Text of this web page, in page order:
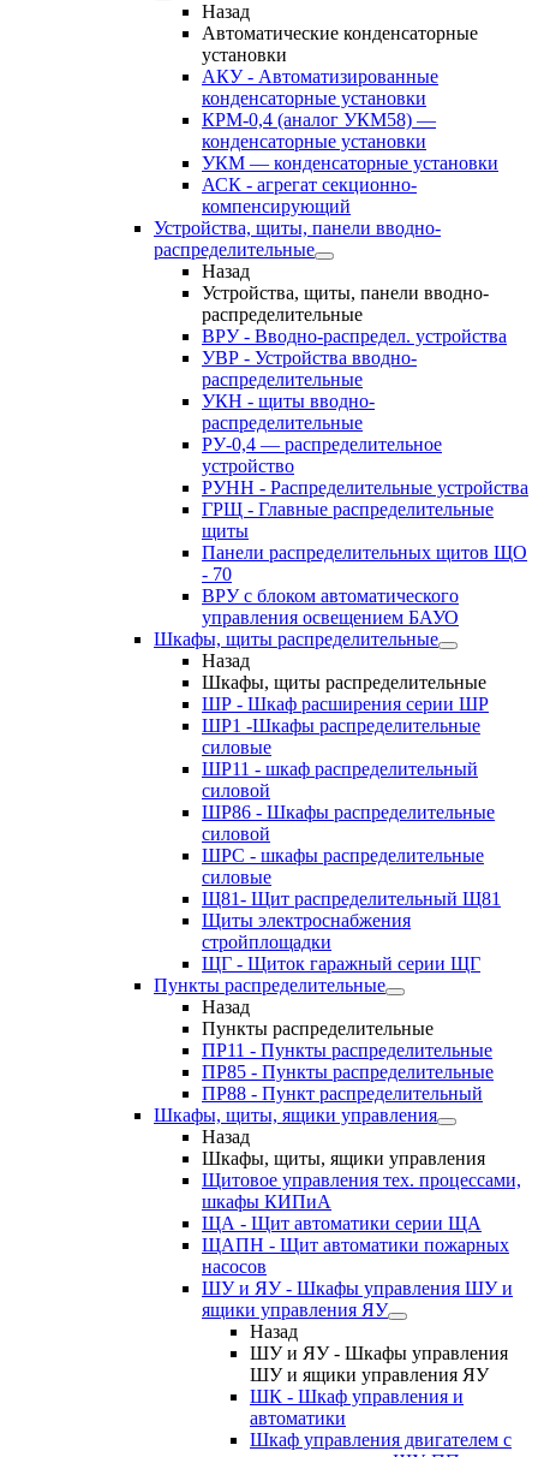
Назад
Автоматические конденсаторные
установки
АКУ - Автоматизированные
конденсаторные установки
КРМ-0,4 (аналог УКМ58) —
конденсаторные установки
УКМ — конденсаторные установки
АСК - агрегат секционно-
компенсирующий
Устройства, щиты, панели вводно-
распределительные
Назад
Устройства, щиты, панели вводно-
распределительные
ВРУ - Вводно-распредел. устройства
УВР - Устройства вводно-
распределительные
УКН - щиты вводно-
распределительные
РУ-0,4 — распределительное
устройство
РУНН - Распределительные устройства
ГРЩ - Главные распределительные
щиты
Панели распределительных щитов ЩО
- 70
ВРУ с блоком автоматического
управления освещением БАУО
Шкафы, щиты распределительные
Назад
Шкафы, щиты распределительные
ШР - Шкаф расширения серии ШР
ШР1 -Шкафы распределительные
силовые
ШР11 - шкаф распределительный
силовой
ШР86 - Шкафы распределительные
силовой
ШРС - шкафы распределительные
силовые
Щ81- Щит распределительный Щ81
Щиты электроснабжения
стройплощадки
ЩГ - Щиток гаражный серии ЩГ
Пункты распределительные
Назад
Пункты распределительные
ПР11 - Пункты распределительные
ПР85 - Пункты распределительные
ПР88 - Пункт распределительный
Шкафы, щиты, ящики управления
Назад
Шкафы, щиты, ящики управления
Щитовое управления тех. процессами,
шкафы КИПиА
ЩА - Щит автоматики серии ЩА
ЩАПН - Щит автоматики пожарных
насосов
ШУ и ЯУ - Шкафы управления ШУ и
ящики управления ЯУ
Назад
ШУ и ЯУ - Шкафы управления
ШУ и ящики управления ЯУ
ШК - Шкаф управления и
автоматики
Шкаф управления двигателем с